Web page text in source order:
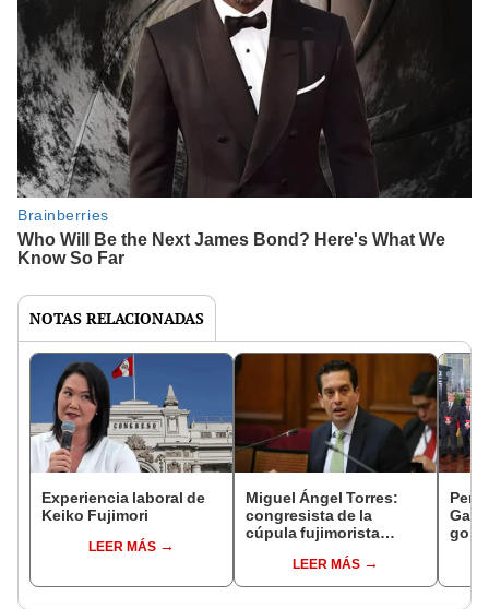
NOTAS RELACIONADAS
Experiencia laboral de
Keiko Fujimori
LEER MÁS
Miguel Ángel Torres:
congresista de la
cúpula fujimorista
del SenadoLEER MÁS